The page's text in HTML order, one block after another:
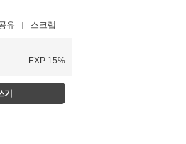
유 스크랩
EXP 15%
기